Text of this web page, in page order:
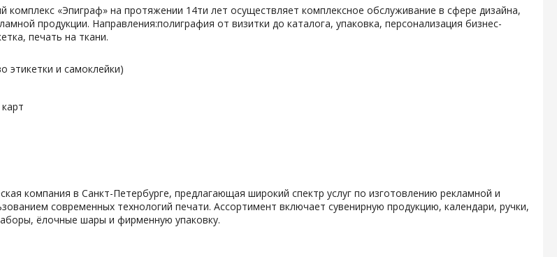
комплекс «Эпиграф» на протяжении 14ти лет осуществляет комплексное обслуживание в сфере дизайна,
продукции. Направления:полиграфия от визитки до каталога, упаковка, персонализация бизнес-
печать на ткани.
этикетки и самоклейки)
компания в Санкт-Петербурге, предлагающая широкий спектр услуг по изготовлению рекламной и
современных технологий печати. Ассортимент включает сувенирную продукцию, календари, ручки,
ёлочные шары и фирменную упаковку.